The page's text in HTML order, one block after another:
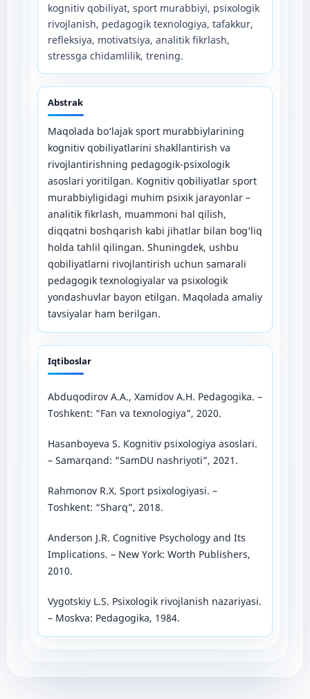
kognitiv qobiliyat, sport murabbiyi, psixologik
rivojlanish, pedagogik texnologiya, tafakkur,
refleksiya, motivatsiya, analitik fikrlash,
stressga chidamlilik, trening.
Abstrak
Maqolada bo‘lajak sport murabbiylarining
kognitiv qobiliyatlarini shakllantirish va
rivojlantirishning pedagogik-psixologik
asoslari yoritilgan. Kognitiv qobiliyatlar sport
murabbiyligidagi muhim psixik jarayonlar –
analitik fikrlash, muammoni hal qilish,
diqqatni boshqarish kabi jihatlar bilan bog‘liq
holda tahlil qilingan. Shuningdek, ushbu
qobiliyatlarni rivojlantirish uchun samarali
pedagogik texnologiyalar va psixologik
yondashuvlar bayon etilgan. Maqolada amaliy
tavsiyalar ham berilgan.
Iqtiboslar
Abduqodirov A.A., Xamidov A.H. Pedagogika. –
Toshkent: “Fan va texnologiya”, 2020.
Hasanboyeva S. Kognitiv psixologiya asoslari.
– Samarqand: “SamDU nashriyoti”, 2021.
Rahmonov R.X. Sport psixologiyasi. –
Toshkent: “Sharq”, 2018.
Anderson J.R. Cognitive Psychology and Its
Implications. – New York: Worth Publishers,
2010.
Vygotskiy L.S. Psixologik rivojlanish nazariyasi.
– Moskva: Pedagogika, 1984.